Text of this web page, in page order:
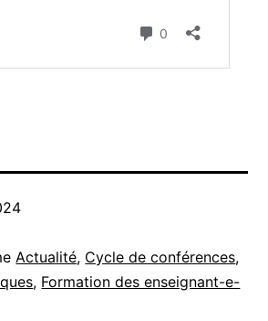
Actualité, Cycle de conférences,
, Formation des enseignant-e-